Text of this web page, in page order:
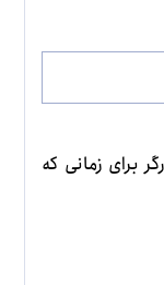
برای زمانی که